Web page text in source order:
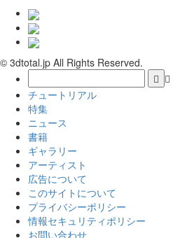
© 3dtotal.jp All Rights Reserved.
チュートリアル
特集
ニュース
書籍
ギャラリー
アーティスト
広告について
このサイトについて
プライバシーポリシー
情報セキュリティポリシー
お問い合わせ